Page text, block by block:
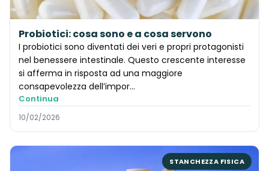
Probiotici: cosa sono e a cosa servono
I probiotici sono diventati dei veri e propri protagonisti
nel benessere intestinale. Questo crescente interesse
si afferma in risposta ad una maggiore
consapevolezza dell’impor…
Continua
10/02/2026
STANCHEZZA FISICA